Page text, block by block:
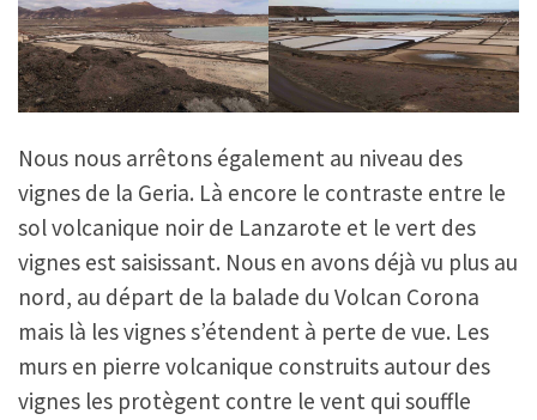
Nous nous arrêtons également au niveau des
vignes de la Geria. Là encore le contraste entre le
sol volcanique noir de Lanzarote et le vert des
vignes est saisissant. Nous en avons déjà vu plus au
nord, au départ de la balade du Volcan Corona
mais là les vignes s’étendent à perte de vue. Les
murs en pierre volcanique construits autour des
vignes les protègent contre le vent qui souffle